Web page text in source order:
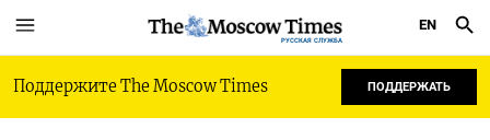
РУССКАЯ СЛУЖБА
EN
Поддержите The Moscow Times ПОДДЕРЖАТЬ